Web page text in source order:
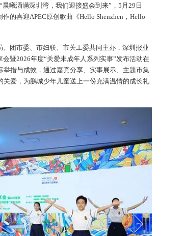
晨曦洒满深圳湾，我们迎接盛会到来”，5月29日
的喜迎APEC原创歌曲《Hello Shenzhen，Hello
团市委、市妇联、市关工委共同主办，深圳报业
暨2026年度“关爱未成年人系列实事”发布活动在
措与成效，通过嘉宾分享、实事展示、主题市集
爱，为鹏城少年儿童送上一份充满温情的成长礼